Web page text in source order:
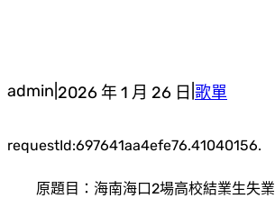
admin 2026 年 1 月 26 日 歌單
requestId:697641aa4efe76.41040156.
原題目：海南海口2場高校結業生失